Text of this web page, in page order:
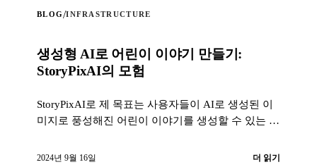
BLOG/INFRASTRUCTURE
생성형 AI로 어린이 이야기 만들기:
StoryPixAI의 모험
StoryPixAI로 제 목표는 사용자들이 AI로 생성된 이
미지로 풍성해진 어린이 이야기를 생성할 수 있는 대
2024년 9월 16일 더 읽기